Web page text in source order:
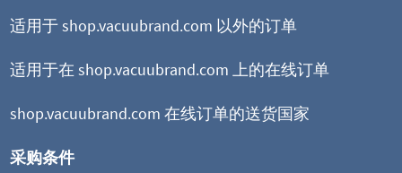
适用于 shop.vacuubrand.com 以外的订单
适用于在 shop.vacuubrand.com 上的在线订单
shop.vacuubrand.com 在线订单的送货国家
采购条件